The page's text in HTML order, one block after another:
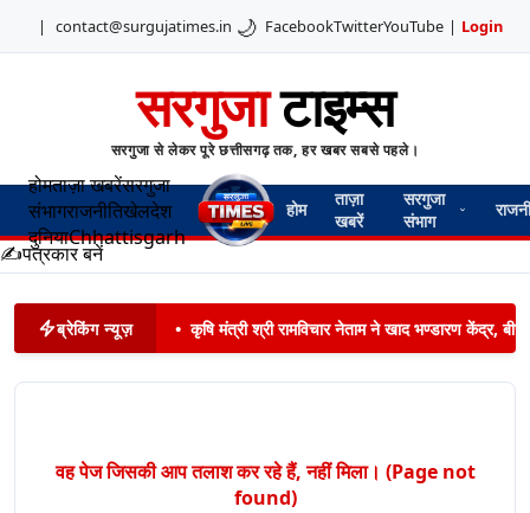
| contact@surgujatimes.in 🌙 FacebookTwitterYouTube | Login
सरगुजाटाइम्स
सरगुजा से लेकर पूरे छत्तीसगढ़ तक, हर खबर सबसे पहले।
होमताज़ा खबरेंसरगुजा
संभागराजनीतिखेलदेश
दुनियाChhattisgarh
होम
ताज़ा
खबरें
सरगुजा
संभाग
✍️पत्रकार बनें
ब्रेकिंग न्यूज़ • कृषि मंत्री श्री रामविचार नेताम ने खाद भण्डारण केंद्र,
वह पेज जिसकी आप तलाश कर रहे हैं, नहीं मिला। (Page not
found)